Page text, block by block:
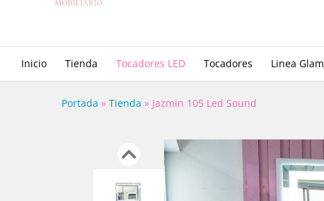
Inicio Tienda Tocadores LED Tocadores Linea
Portada » Tienda » Jazmin 105 Led Sound